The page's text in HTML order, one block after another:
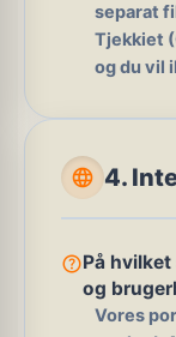
separat
Tjekkiet
og du vil
language 4.
help_outlinePå
og
Vores